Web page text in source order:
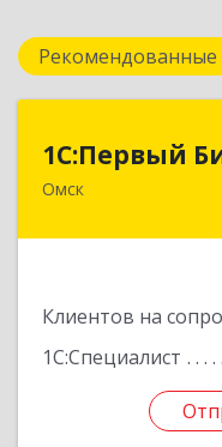
1С:Первый
Омск
Клиентов на
1С:Специалист
644099, Омская